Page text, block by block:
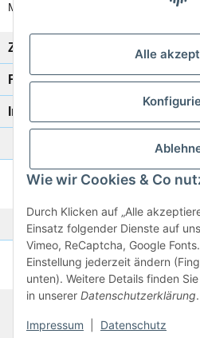
Alle
Wie wir Cookies & Co
Durch Klicken auf „Alle
Einsatz folgender Dienste auf
Vimeo, ReCaptcha, Google
Einstellung jederzeit ändern
unten). Weitere Details finden
in unserer Datenschutzerklärung.
Impressum Datenschutz
Mo-Fr: 8:00 Uhr - 17:00 Uhr
Zahlung/Versand
Rechtliches
Informationen
Katalog zur
Zur
Noch kein
Preisliste
© 2026 subtiel-